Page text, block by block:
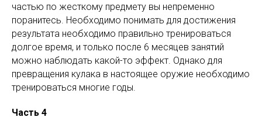
частью по жесткому предмету вы непременно
поранитесь. Необходимо понимать для достижения
результата необходимо правильно тренироваться
долгое время, и только после 6 месяцев занятий
можно наблюдать какой-то эффект. Однако для
превращения кулака в настоящее оружие необходимо
тренироваться многие годы.
Часть 4